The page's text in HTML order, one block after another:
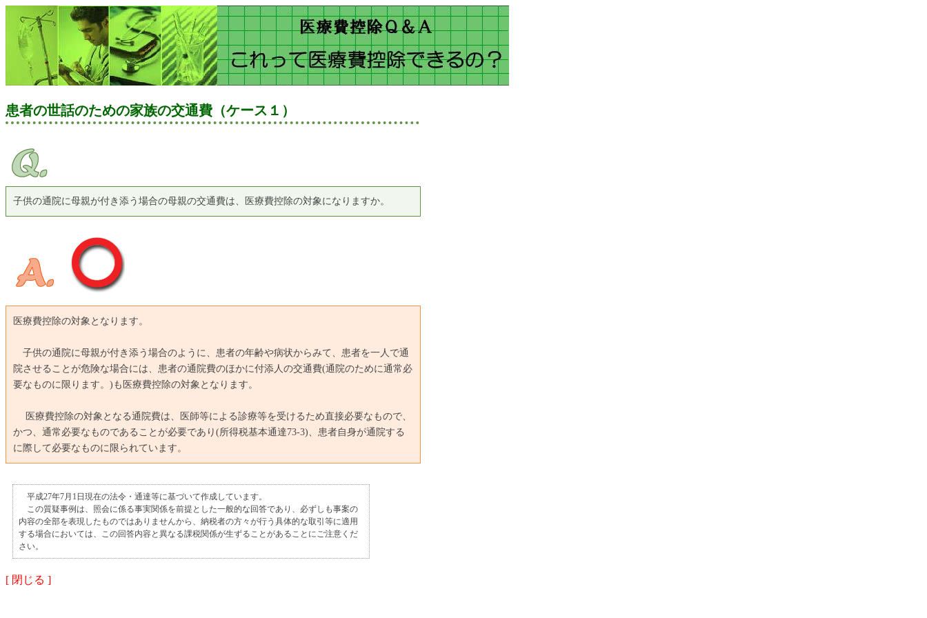
患者の世話のための家族の交通費（ケース１）
子供の通院に母親が付き添う場合の母親の交通費は、医療費控除の対象になりますか。
医療費控除の対象となります。
子供の通院に母親が付き添う場合のように、患者の年齢や病状からみて、患者を一人で通
院させることが危険な場合には、患者の通院費のほかに付添人の交通費(通院のために通常必
要なものに限ります。)も医療費控除の対象となります。
医療費控除の対象となる通院費は、医師等による診療等を受けるため直接必要なもので、
かつ、通常必要なものであることが必要であり(所得税基本通達73-3)、患者自身が通院する
に際して必要なものに限られています。
平成27年7月1日現在の法令・通達等に基づいて作成しています。
この質疑事例は、照会に係る事実関係を前提とした一般的な回答であり、必ずしも事案の
内容の全部を表現したものではありませんから、納税者の方々が行う具体的な取引等に適用
する場合においては、この回答内容と異なる課税関係が生ずることがあることにご注意くだ
さい。
[ 閉じる ]